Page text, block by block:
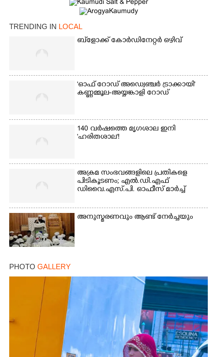
TRENDING IN LOCAL
ബ്‌ളോക്ക് കോർഡിനേറ്റർ ഒഴിവ്
'ഓഫ് റോഡ് അഡ്വെഞ്ചർ ട്രാക്കായി'
കണ്ണമ്മൂല-അയ്യങ്കാളി റോഡ്
140 വർഷത്തെ മൃഗശാല ഇനി
'ഹരിതശാല'!
അക്രമ സംഭവങ്ങളിലെ പ്രതികളെ
പിടികൂടണം; എൽ.ഡി.എഫ്
ഡിവൈ.എസ്.പി. ഓഫീസ് മാർച്ച്
അനുസ്മരണവും ആണ്ട് നേർച്ചയും
PHOTO GALLERY
×
Share this link